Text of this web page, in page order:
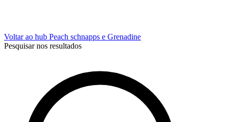
Voltar ao hub Peach schnapps e Grenadine
Pesquisar nos resultados